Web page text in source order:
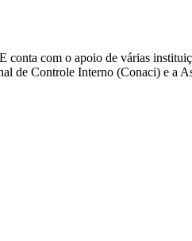
com o apoio de várias
Controle Interno (Conaci) e a